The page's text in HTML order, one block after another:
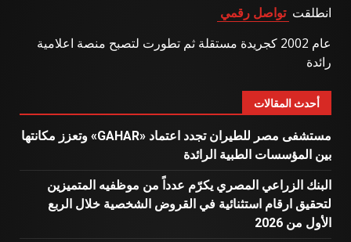
انطلقت تواصل رقمي
عام 2002 كجريدة مستقلة ثم تطورت لتصبح منصة اعلامية
رائدة
أحدث المقالات
مستشفى مصر للطيران تجدد اعتماد «GAHAR» وتعزز مكانتها
بين المؤسسات الطبية الرائدة
البنك الزراعي المصري يكرّم عدداً من موظفيه المتميزين
لتحقيق ارقام استثنائية في القروض الشخصية خلال الربع
الأول من 2026